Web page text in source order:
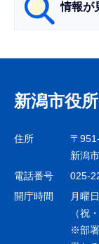
情報が
ナ
ビ
ゲ
シ
ョ
新潟市役所
住所
〒
新潟
電話番号
025-
開庁時間
月曜
（祝
※部